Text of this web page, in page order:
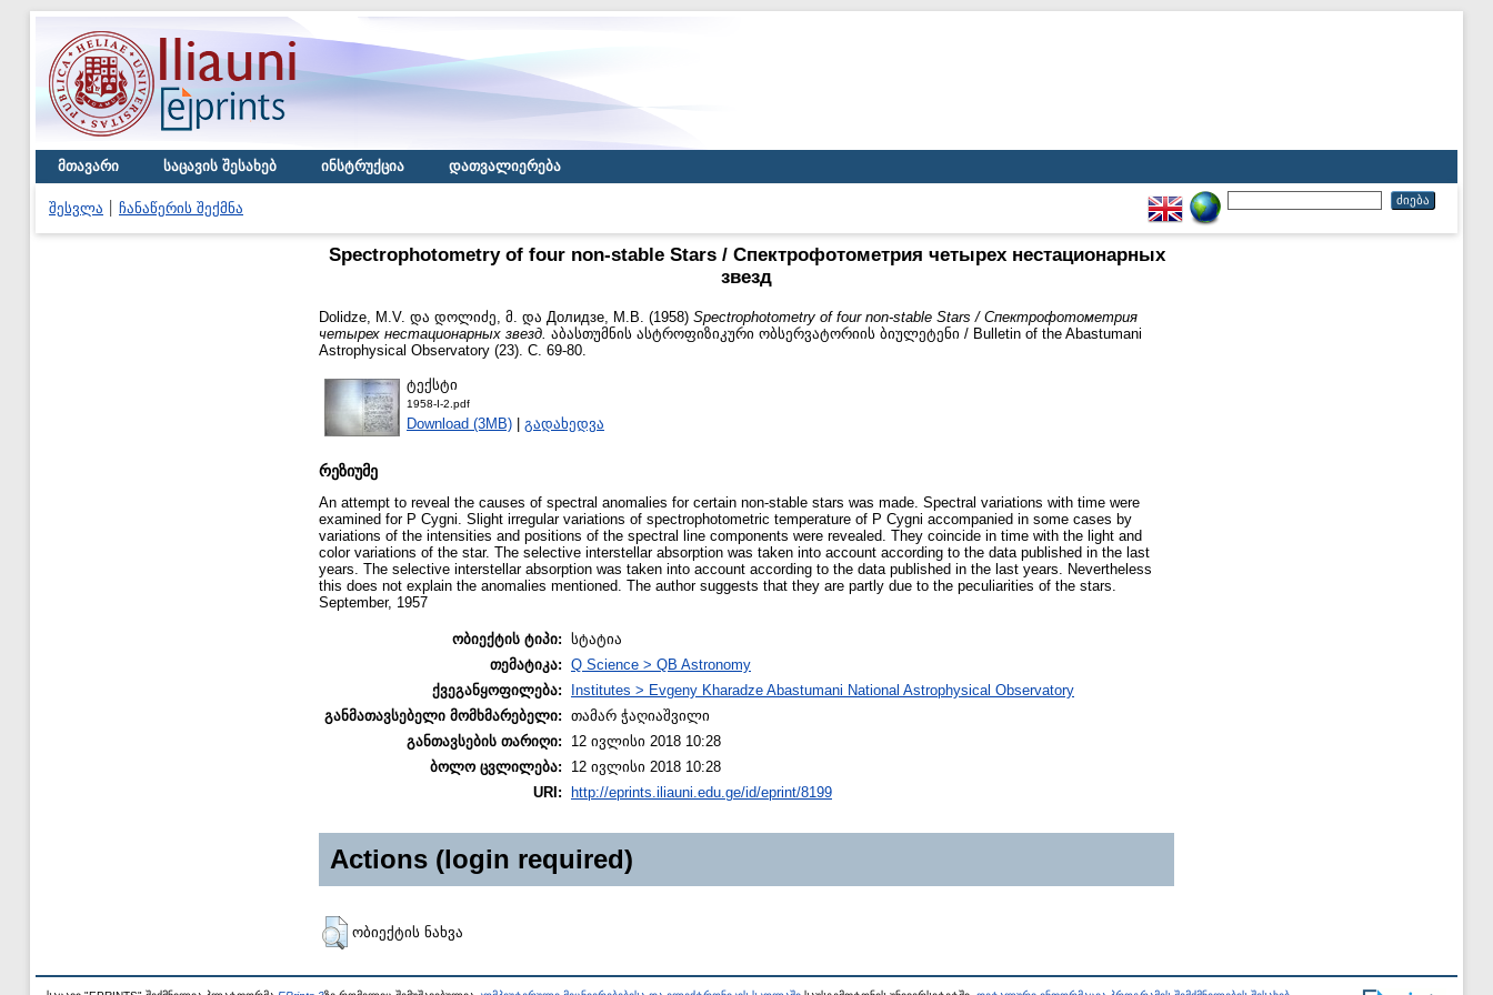
მთავარი საცავის შესახებ ინსტრუქცია დათვალიერება
შესვლა ჩანაწერის შექმნა
Spectrophotometry of four non-stable Stars / Спектрофотометрия четырех нестационарных
звезд
Dolidze, M.V. და დოლიძე, მ. და Долидзе, М.В. (1958) Spectrophotometry of four non-stable Stars / Спектрофотометрия
четырех нестационарных звезд. აბასთუმნის ასტროფიზიკური ობსერვატორიის ბიულეტენი / Bulletin of the Abastumani
Astrophysical Observatory (23). С. 69-80.
ტექსტი
1958-I-2.pdf
Download (3MB) | გადახედვა
რეზიუმე
An attempt to reveal the causes of spectral anomalies for certain non-stable stars was made. Spectral variations with time were
examined for P Cygni. Slight irregular variations of spectrophotometric temperature of P Cygni accompanied in some cases by
variations of the intensities and positions of the spectral line components were revealed. They coincide in time with the light and
color variations of the star. The selective interstellar absorption was taken into account according to the data published in the last
years. The selective interstellar absorption was taken into account according to the data published in the last years. Nevertheless
this does not explain the anomalies mentioned. The author suggests that they are partly due to the peculiarities of the stars.
September, 1957
ობიექტის ტიპი: სტატია
თემატიკა: Q Science > QB Astronomy
ქვეგანყოფილება:
Institutes > Evgeny Kharadze Abastumani National Astrophysical Observatory
განმათავსებელი მომხმარებელი: თამარ ჭაღიაშვილი
განთავსების თარიღი:
12 ივლისი 2018 10:28
ბოლო ცვლილება:
12 ივლისი 2018 10:28
URI:
http://eprints.iliauni.edu.ge/id/eprint/8199
Actions (login required)
ობიექტის ნახვა